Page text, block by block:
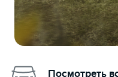
Посмотреть